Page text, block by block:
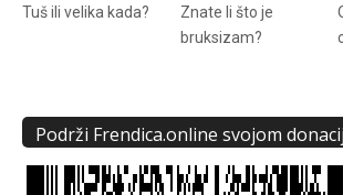
Tuš ili velika kada?
Znate li što je
bruksizam?
Podrži Frendica.online svojom